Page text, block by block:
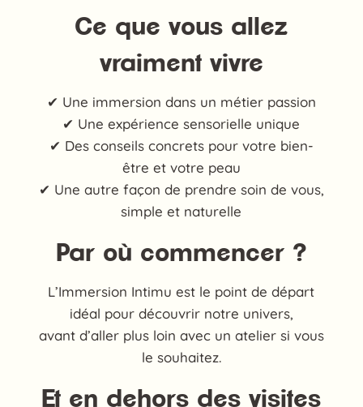
Ce que vous allez
vraiment vivre
✔ Une immersion dans un métier passion
✔ Une expérience sensorielle unique
✔ Des conseils concrets pour votre bien-
être et votre peau
✔ Une autre façon de prendre soin de vous,
simple et naturelle
Par où commencer ?
L’Immersion Intimu est le point de départ
idéal pour découvrir notre univers,
avant d’aller plus loin avec un atelier si vous
le souhaitez.
Et en dehors des visites